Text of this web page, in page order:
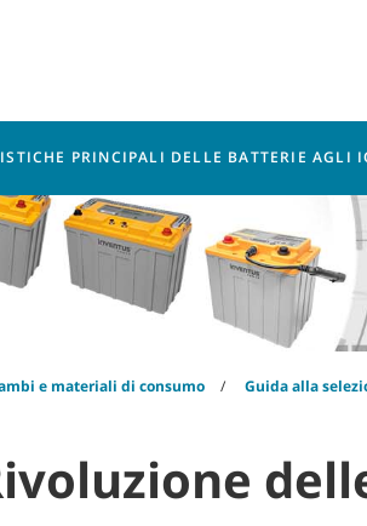
e materiali di consumo
Guida alla
PRINCIPALI DELLE BATTERIE AGLI